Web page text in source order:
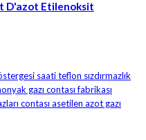
D'azot Etilenoksit